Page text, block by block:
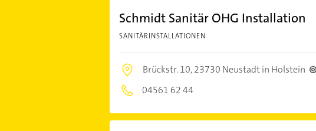
Schmidt Sanitär OHG Installation
SANITÄRINSTALLATIONEN
Brückstr. 10,23730 Neustadt in Holstein
04561 62 44